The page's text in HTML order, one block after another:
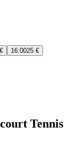
16:0025 €
Tennis